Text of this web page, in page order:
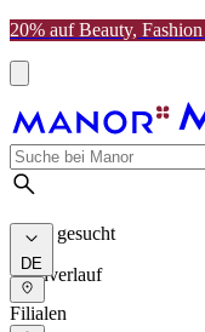
20% auf Beauty,
Meist gesucht
Suchverlauf
DE
Filialen